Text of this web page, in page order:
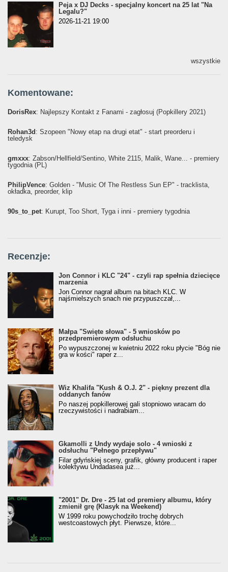
Peja x DJ Decks - specjalny koncert na 25 lat "Na
Legalu?"
2026-11-21 19:00
wszystkie
Komentowane:
DorisRex: Najlepszy Kontakt z Fanami - zagłosuj (Popkillery 2021)
Rohan3d: Szopeen "Nowy etap na drugi etat" - start preorderu i
teledysk
gmxxx: Żabson/Hellfield/Sentino, White 2115, Malik, Wane... - premiery
tygodnia (PL)
PhilipVence: Golden - "Music Of The Restless Sun EP" - tracklista,
okładka, preorder, klip
90s_to_pet: Kurupt, Too Short, Tyga i inni - premiery tygodnia
Recenzje:
Jon Connor i KLC "24" - czyli rap spełnia dziecięce
marzenia
Jon Connor nagrał album na bitach KLC. W
najśmielszych snach nie przypuszczał,...
Małpa "Święte słowa" - 5 wniosków po
przedpremierowym odsłuchu
Po wypuszczonej w kwietniu 2022 roku płycie "Bóg nie
gra w kości" raper z...
Wiz Khalifa "Kush & O.J. 2" - piękny prezent dla
oddanych fanów
Po naszej popkillerowej gali stopniowo wracam do
rzeczywistości i nadrabiam...
Gkamolli z Undy wydaje solo - 4 wnioski z
odsłuchu "Pełnego przepływu"
Filar gdyńskiej sceny, grafik, główny producent i raper
kolektywu Undadasea już...
"2001" Dr. Dre - 25 lat od premiery albumu, który
zmienił grę (Klasyk na Weekend)
W 1999 roku powychodziło trochę dobrych
westcoastowych płyt. Pierwsze, które...